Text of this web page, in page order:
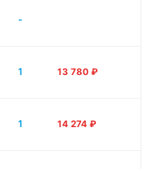
-
1 13 780 ₽
1 14 274 ₽